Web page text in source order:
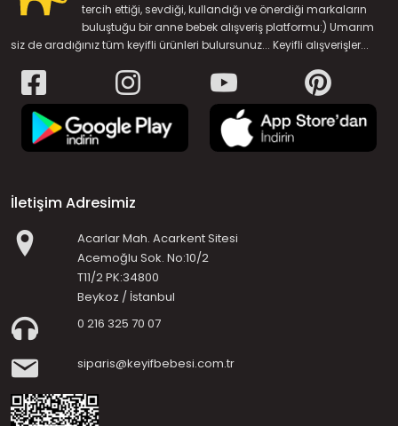
tercih ettiği, sevdiği, kullandığı ve önerdiği markaların
buluştuğu bir anne bebek alışveriş platformu:) Umarım
siz de aradığınız tüm keyifli ürünleri bulursunuz... Keyifli alışverişler...
İletişim Adresimiz
Acarlar Mah. Acarkent Sitesi
Acemoğlu Sok. No:10/2
T11/2 PK:34800
Beykoz / İstanbul
0 216 325 70 07
siparis@keyifbebesi.com.tr